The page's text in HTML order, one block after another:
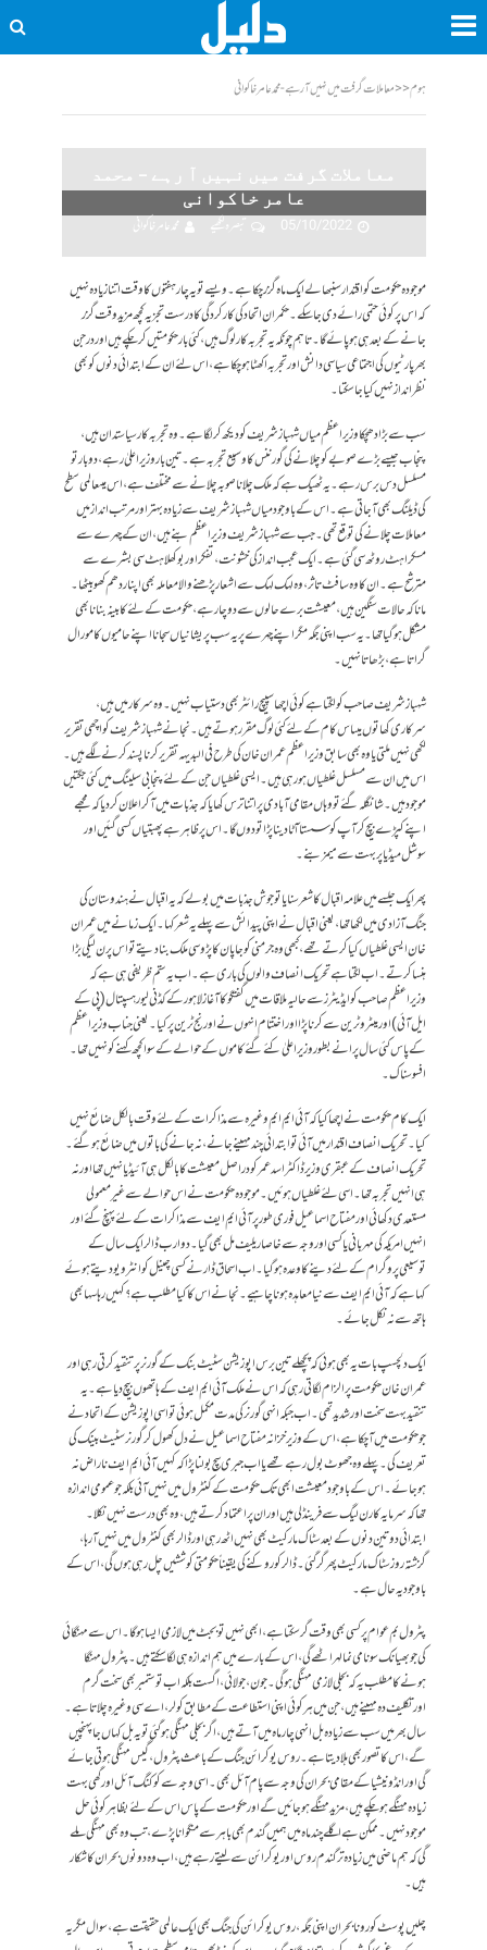
ہوم<<معاملات گرفت میں نہیں آ رہے - محمد عامر خاکوانی
معاملات گرفت میں نہیں آ رہے – محمد
عامر خاکوانی
05/10/2022
تبصرہ لکھیے محمد عامر خاکوانی
موجودہ حکومت کو اقتدار سنبھالے ایک ماہ گزر چکا ہے۔ ویسے تو یہ چار ہفتوں کا وقت اتنا زیادہ نہیں
کہ اس پر کوئی حتمی رائے دی جا سکے۔ حکمران اتحادکی کارکردگی کا درست تجزیہ کچھ مزید وقت گزر
جانے کے بعد ہی ہوپائے گا۔ تاہم چونکہ یہ تجربہ کار لوگ ہیں، کئی بار حکومتیں کر چکے ہیں اوردرجن
بھر پارٹیوں کی اجتماعی سیاسی دانش اور تجربہ اکھٹا ہو چکا ہے، اس لئے ان کے ابتدائی دنوں کو بھی
نظرانداز نہیں کیا جا سکتا۔
سب سے بڑا دھچکا وزیراعظم میاں شہباز شریف کو دیکھ کر لگا ہے۔ وہ تجربہ کار سیاستدان ہیں،
پنجاب جیسے بڑے صوبے کو چلانے کی گورننس کا وسیع تجربہ ہے۔ تین بار وزیراعلیٰ رہے ، دوبار تو
مسلسل دس برس رہے۔ یہ ٹھیک ہے کہ ملک چلانا صوبہ چلانے سے مختلف ہے ،اس میںعالمی سطح
کی ڈیلنگ بھی آ جاتی ہے۔ اس کے باوجود میاں شہباز شریف سے زیادہ بہتر اور مرتب انداز میں
معاملات چلانے کی توقع تھی۔ جب سے شہباز شریف وزیراعظم بنے ہیں، ان کے چہرے سے
مسکراہٹ روٹھ سی گئی ہے۔ ایک عجب انداز کی خشونت، تفکر اور بوکھلاہٹ سی بشرے سے
مترشح ہے۔ ان کا وہ سافٹ تاثر ، وہ لہک لہک سے اشعار پڑھنے والا معاملہ بھی اپنا ردھم کھو بیٹھا۔
مانا کہ حالات سنگین ہیں، معیشت برے حالوں سے دوچار ہے،حکومت کے لئے کابینہ بنانا بھی
مشکل ہوگیا تھا۔ یہ سب اپنی جگہ مگر اپنے چہرے پر یہ سب پریشانیاں سجانا اپنے حامیوں کا مورال
گراتا ہے، بڑھاتا نہیں ۔
شہباز شریف صاحب کو لگتا ہے کوئی اچھا سپیچ رائٹر بھی دستیاب نہیں۔ وہ سرکار میں ہیں،
سرکاری کھاتوں میںاس کام کے لئے کئی لوگ مقرر ہوتے ہیں۔ نجانے شہباز شریف کو اچھی تقریر
لکھی نہیں ملتی یا وہ بھی سابق وزیراعظم عمران خان کی طرح فی البدیہہ تقریر کرنا پسند کرنے لگے ہیں۔
اس میں ان سے مسلسل غلطیاں ہو رہی ہیں۔ ایسی غلطیاں جن کے لئے پنجابی سلینگ میں کئی جگتیں
موجود ہیں۔ شانگلہ گئے تو وہاں مقامی آبادی پر اتنا ترس کھایا کہ جذبات میں آ کر اعلان کر دیا کہ مجھے
اپنے کپڑے بیچ کر آپ کو سستا آٹا دینا پڑا تو دوں گا۔ اس پر ظاہر ہے پھبتیاں کسی گئیں اور
سوشل میڈیا پر بہت سے میمز بنے۔
پھر ایک جلسے میں علامہ اقبال کا شعر سنایا تو جوش جذبات میں بولے کہ یہ اقبال نے ہندوستان کی
جنگ آزادی میں لکھا تھا، یعنی اقبال نے اپنی پیدائش سے پہلے یہ شعر کہا۔ ایک زمانے میں عمران
خان ایسی غلطیاں کیا کرتے تھے، کبھی وہ جرمنی کو جاپان کا پڑوسی ملک بنا دیتے تو اس پر ن لیگی بڑا
ہنسا کرتے۔ اب لگتا ہے تحریک انصاف والوں کی باری ہے۔ اب یہ ستم ظریفی ہی ہے کہ
وزیراعظم صاحب کو ایڈیٹرز سے حالیہ ملاقات میں گفتگو کا آغاز لاہورکے کڈنی لیور ہسپتال (پی کے
ایل آئی)اور میٹرو ٹرین سے کرنا پڑا اور اختتام انہوں نے اورنج ٹرین پر کیا۔ یعنی جناب وزیراعظم
کے پاس کئی سال پرانے بطور وزیر اعلیٰ کئے گئے کاموں کے حوالے کے سوا کچھ کہنے کو نہیں تھا۔
افسوسناک۔
ایک کام حکومت نے اچھا کیا کہ آئی ایم ایم وغیرہ سے مذاکرات کے لئے وقت بالکل ضائع نہیں
کیا۔ تحریک انصاف اقتدار میں آئی تو ابتدائی چند مہینے جانے ، نہ جانے کی باتوں میں ضائع ہوگئے۔
تحریک انصاف کے عبقری وزیر ڈاکٹر اسد عمر کو دراصل معیشت کا بالکل ہی آئیڈیا نہیں تھا اور نہ
ہی انہیں تجربہ تھا۔ اسی لئے غلطیاں ہوئیں۔ موجودہ حکومت نے اس حوالے سے غیر معمولی
مستعدی دکھائی اور مفتاح اسماعیل فوری طور پر آئی ایم ایف سے مذاکرات کے لئے پہنچ گئے اور
انہیں امریکہ کی مہربانی یا کسی اور وجہ سے خاصا ریلیف مل بھی گیا۔ دو ارب ڈالر ایک سال کے
توسیعی پروگرام کے لئے دینے کا وعدہ ہوگیا۔ اب اسحاق ڈار نے کسی چینل کو انٹرویو دیتے ہوئے
کہا ہے کہ آئی ایم ایف سے نیا معاہدہ ہونا چاہیے۔ نجانے اس کا کیا مطلب ہے ؟کہیں رہا سہا بھی
ہاتھ سے نہ نکل جائے۔
ایک دلچسپ بات یہ بھی ہوئی کہ پچھلے تین برس اپوزیشن سٹیٹ بنک کے گورنر پر تنقید کرتی رہی اور
عمران خان حکومت پر الزام لگاتی رہی کہ اس نے ملک آئی ایم ایف کے ہاتھوں بیچ دیا ہے۔ یہ
تنقید بہت سخت اور شدید تھی۔ اب جبکہ انہی گورنر کی مدت مکمل ہوئی تو اسی اپوزیشن کے اتحاد نے
جو حکومت میں آ چکا ہے، اس کے وزیرخزانہ مفتاح اسماعیل نے دل کھول کر گورنر سٹیٹ بینک کی
تعریف کی۔ پہلے وہ جھوٹ بول رہے تھے یا اب جبری سچ بولنا پڑا کہ کہیں آئی ایم ایف ناراض نہ
ہوجائے۔ اس کے باوجود معیشت ابھی تک حکومت کے کنٹرول میں نہیں آئی بلکہ جو عمومی اندازہ
تھا کہ سرمایہ کار ن لیگ سے فرینڈلی ہیں اورا ن پر اعتماد کرتے ہیں، وہ بھی درست نہیں نکلا۔
ابتدائی دو تین دنوں کے بعد سٹاک مارکیٹ بھی نہیں اٹھ رہی اور ڈالر بھی کنٹرول میں نہیں آ رہا،
گزشتہ روز سٹاک مارکیٹ پھر گر گئی۔ ڈالر کو روکنے کی یقیناً حکومتی کوششیں چل رہی ہوں گی، اس کے
باوجود یہ حال ہے۔
پٹرول بم عوام پر کسی بھی وقت گر سکتا ہے، ابھی نہیں تو بجٹ میں لازمی ایسا ہوگا۔ اس سے مہنگائی
کی جو بھیانک سونامی نما لہر اٹھے گی ، اس کے بارے میں ہم اندازہ ہی لگا سکتے ہیں۔ پٹرول مہنگا
ہونے کا مطلب یہ کہ بجلی لازمی مہنگی ہوگی۔ جون ، جولائی، اگست بلکہ اب تو ستمبر بھی سخت گرم
اورتکلیف دہ مہینے ہیں، جن میں ہر کوئی اپنی استطاعت کے مطابق کولر، اے سی وغیرہ چلاتا ہے۔
سال بھر میں سب سے زیادہ بل انہی چار ماہ میں آتے ہیں، اگربجلی مہنگی ہوگئی تو یہ بل کہاں جا پہنچیں
گے، اس کا تصور بھی ہلا دیتا ہے۔ روس یوکرائن جنگ کے باعث پٹرول ، گیس مہنگی ہوتی جائے
گی اور انڈونیشیا کے مقامی بحران کی وجہ سے پام آئل بھی۔ اسی وجہ سے کوکنگ آئل اور گھی بہت
زیادہ مہنگے ہوچکے ہیں، مزید مہنگے ہوجائیں گے اور حکومت کے پاس اس کے لئے بظاہر کوئی حل
موجود نہیں۔ ممکن ہے اگلے چند ماہ میں ہمیں گندم بھی باہر سے منگوانا پڑے ، تب وہ بھی مہنگی ملے
گی کہ ہم ماضی میں زیادہ تر گندم روس اور یوکرائن سے لیتے رہے ہیں، اب وہ دونوں بحران کا شکار
ہیں۔
چلیں پوسٹ کورونا بحران اپنی جگہ، روس یوکرائن کی جنگ بھی ایک عالمی حقیقت ہے، سوال مگر یہ